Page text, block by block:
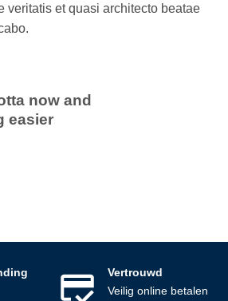
veritatis et quasi architecto beatae
now and
easier
Vertrouwd
Veilig online betalen